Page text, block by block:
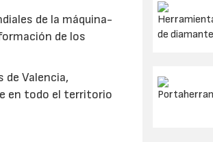
de la máquina-
de los
de Valencia,
en todo el territorio